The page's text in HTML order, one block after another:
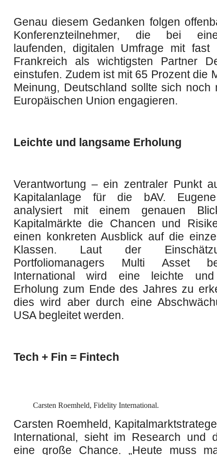
Genau diesem Gedanken folgen
Konferenzteilnehmer, die bei
laufenden, digitalen Umfrage mit fast
Frankreich als wichtigsten Partner
einstufen. Zudem ist mit 65 Prozent die
Meinung, Deutschland sollte sich noch
Europäischen Union engagieren.
Leichte und langsame Erholung
Verantwortung – ein zentraler Punkt
Kapitalanlage für die bAV.
analysiert mit einem genauen
Kapitalmärkte die Chancen und
einen konkreten Ausblick auf die
Klassen. Laut der
Portfoliomanagers Multi Asset
International wird eine leichte und
Erholung zum Ende des Jahres zu
dies wird aber durch eine
USA begleitet werden.
Tech + Fin = Fintech
Carsten Roemheld, Fidelity International.
Carsten Roemheld,
International, sieht im Research und
eine große Chance. „Heute muss